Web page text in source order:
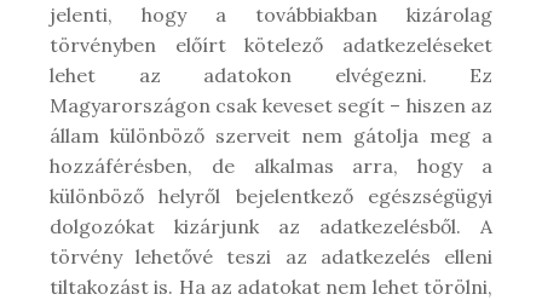
jelenti, hogy a továbbiakban kizárolag
törvényben előírt kötelező adatkezeléseket
lehet az adatokon elvégezni. Ez
Magyarországon csak keveset segít – hiszen az
állam különböző szerveit nem gátolja meg a
hozzáférésben, de alkalmas arra, hogy a
különböző helyről bejelentkező egészségügyi
dolgozókat kizárjunk az adatkezelésből. A
törvény lehetővé teszi az adatkezelés elleni
tiltakozást is. Ha az adatokat nem lehet törölni,